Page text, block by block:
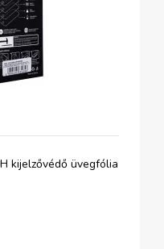
kijelzővédő üvegfólia